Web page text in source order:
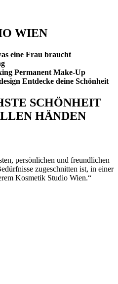
WIEN
eine Frau braucht
Permanent Make-Up
Entdecke deine Schönheit
SCHÖNHEIT
HÄNDEN
persönlichen und freundlichen
zugeschnitten ist, in einer
Kosmetik Studio Wien.“